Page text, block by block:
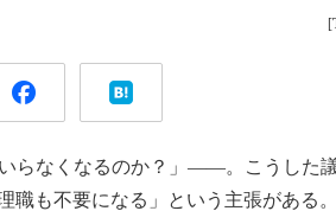
[
らなくなるのか？」――。こうした
職も不要になる」という主張がある。